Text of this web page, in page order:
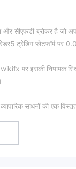
सीएफडी ब्रोकर है जो
ट्रेडिंग प्लेटफॉर्म पर
पर इसकी नियामक
साधनों की एक
खाता और प्रीमियम/